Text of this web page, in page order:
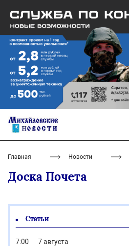
Главная Новости
Доска Почета
Статьи
7:00 7 августа